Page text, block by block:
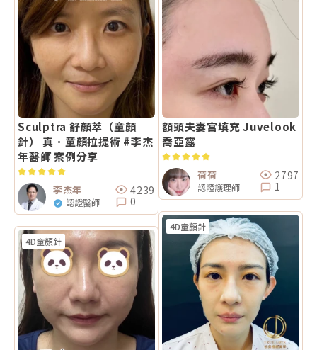
Sculptra 舒顏萃（童顏
針） 真．童顏拉提術 #李杰
年醫師 案例分享
李杰年
認證醫師
4239
0
4D童顏針
額頭夫妻宮填充 Juvelook
喬亞露
荷荷
認證護理師
2797
1
4D童顏針